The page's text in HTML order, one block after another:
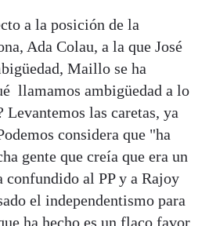
a la posición de la
Ada Colau, a la que José
Maillo se ha
llamamos ambigüedad a lo
Levantemos las caretas, ya
considera que "ha
gente que creía que era un
confundido al PP y a Rajoy
el independentismo para
ha hecho es un flaco favor